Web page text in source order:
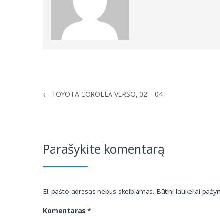
Navigacija
← TOYOTA COROLLA VERSO, 02 – 04
Parašykite komentarą
El. pašto adresas nebus skelbiamas. Būtini laukeliai
Komentaras*